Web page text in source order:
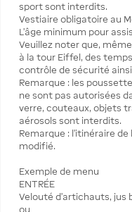
sport sont interdits.
Vestiaire obligatoire au
L’âge minimum pour
Veuillez noter que,
à la tour Eiffel, des
contrôle de sécurité ainsi
Remarque : les
ne sont pas autorisées
verre, couteaux, objets
aérosols sont interdits.
Remarque : l’itinéraire
modifié.
Exemple de menu
ENTRÉE
Velouté d’artichauts,
ou